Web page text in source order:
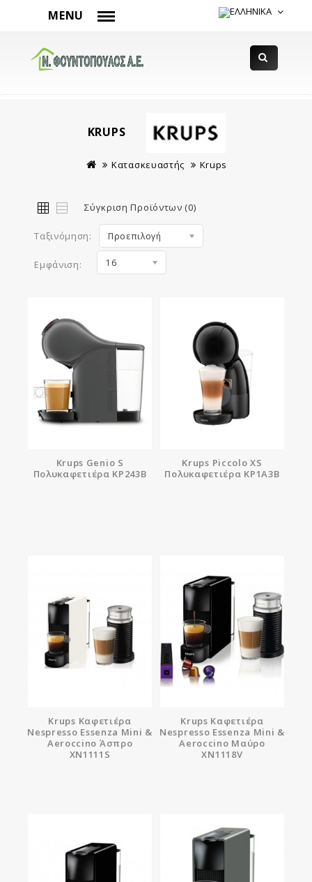
MENU
KRUPS
Κατασκευαστής Krups
Σύγκριση Προϊόντων (0)
Ταξινόμηση: Προεπιλογή
Εμφάνιση: 16
Krups Genio S
Πολυκαφετιέρα KP243B
Krups Piccolo XS
Πολυκαφετιέρα KP1A3B
Krups Καφετιέρα
Nespresso Essenza Mini &
Aeroccino Άσπρο
XN1111S
Krups Καφετιέρα
Nespresso Essenza Mini &
Aeroccino Μαύρο
XN1118V